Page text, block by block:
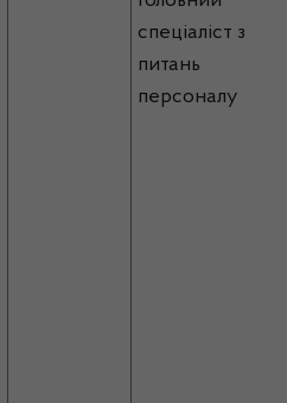
спеціаліст з
питань
персоналу